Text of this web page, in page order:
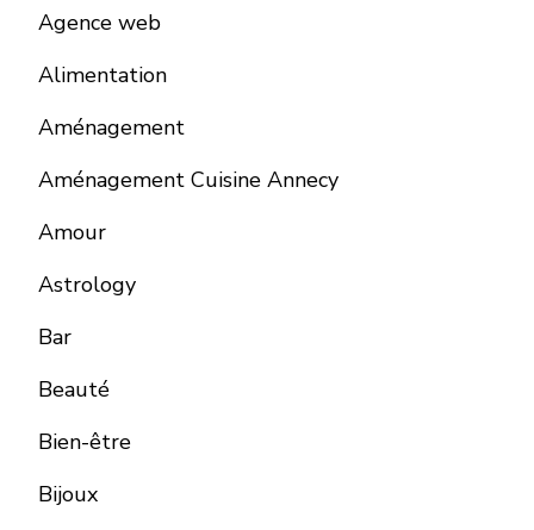
Agence web
Alimentation
Aménagement
Aménagement Cuisine Annecy
Amour
Astrology
Bar
Beauté
Bien-être
Bijoux